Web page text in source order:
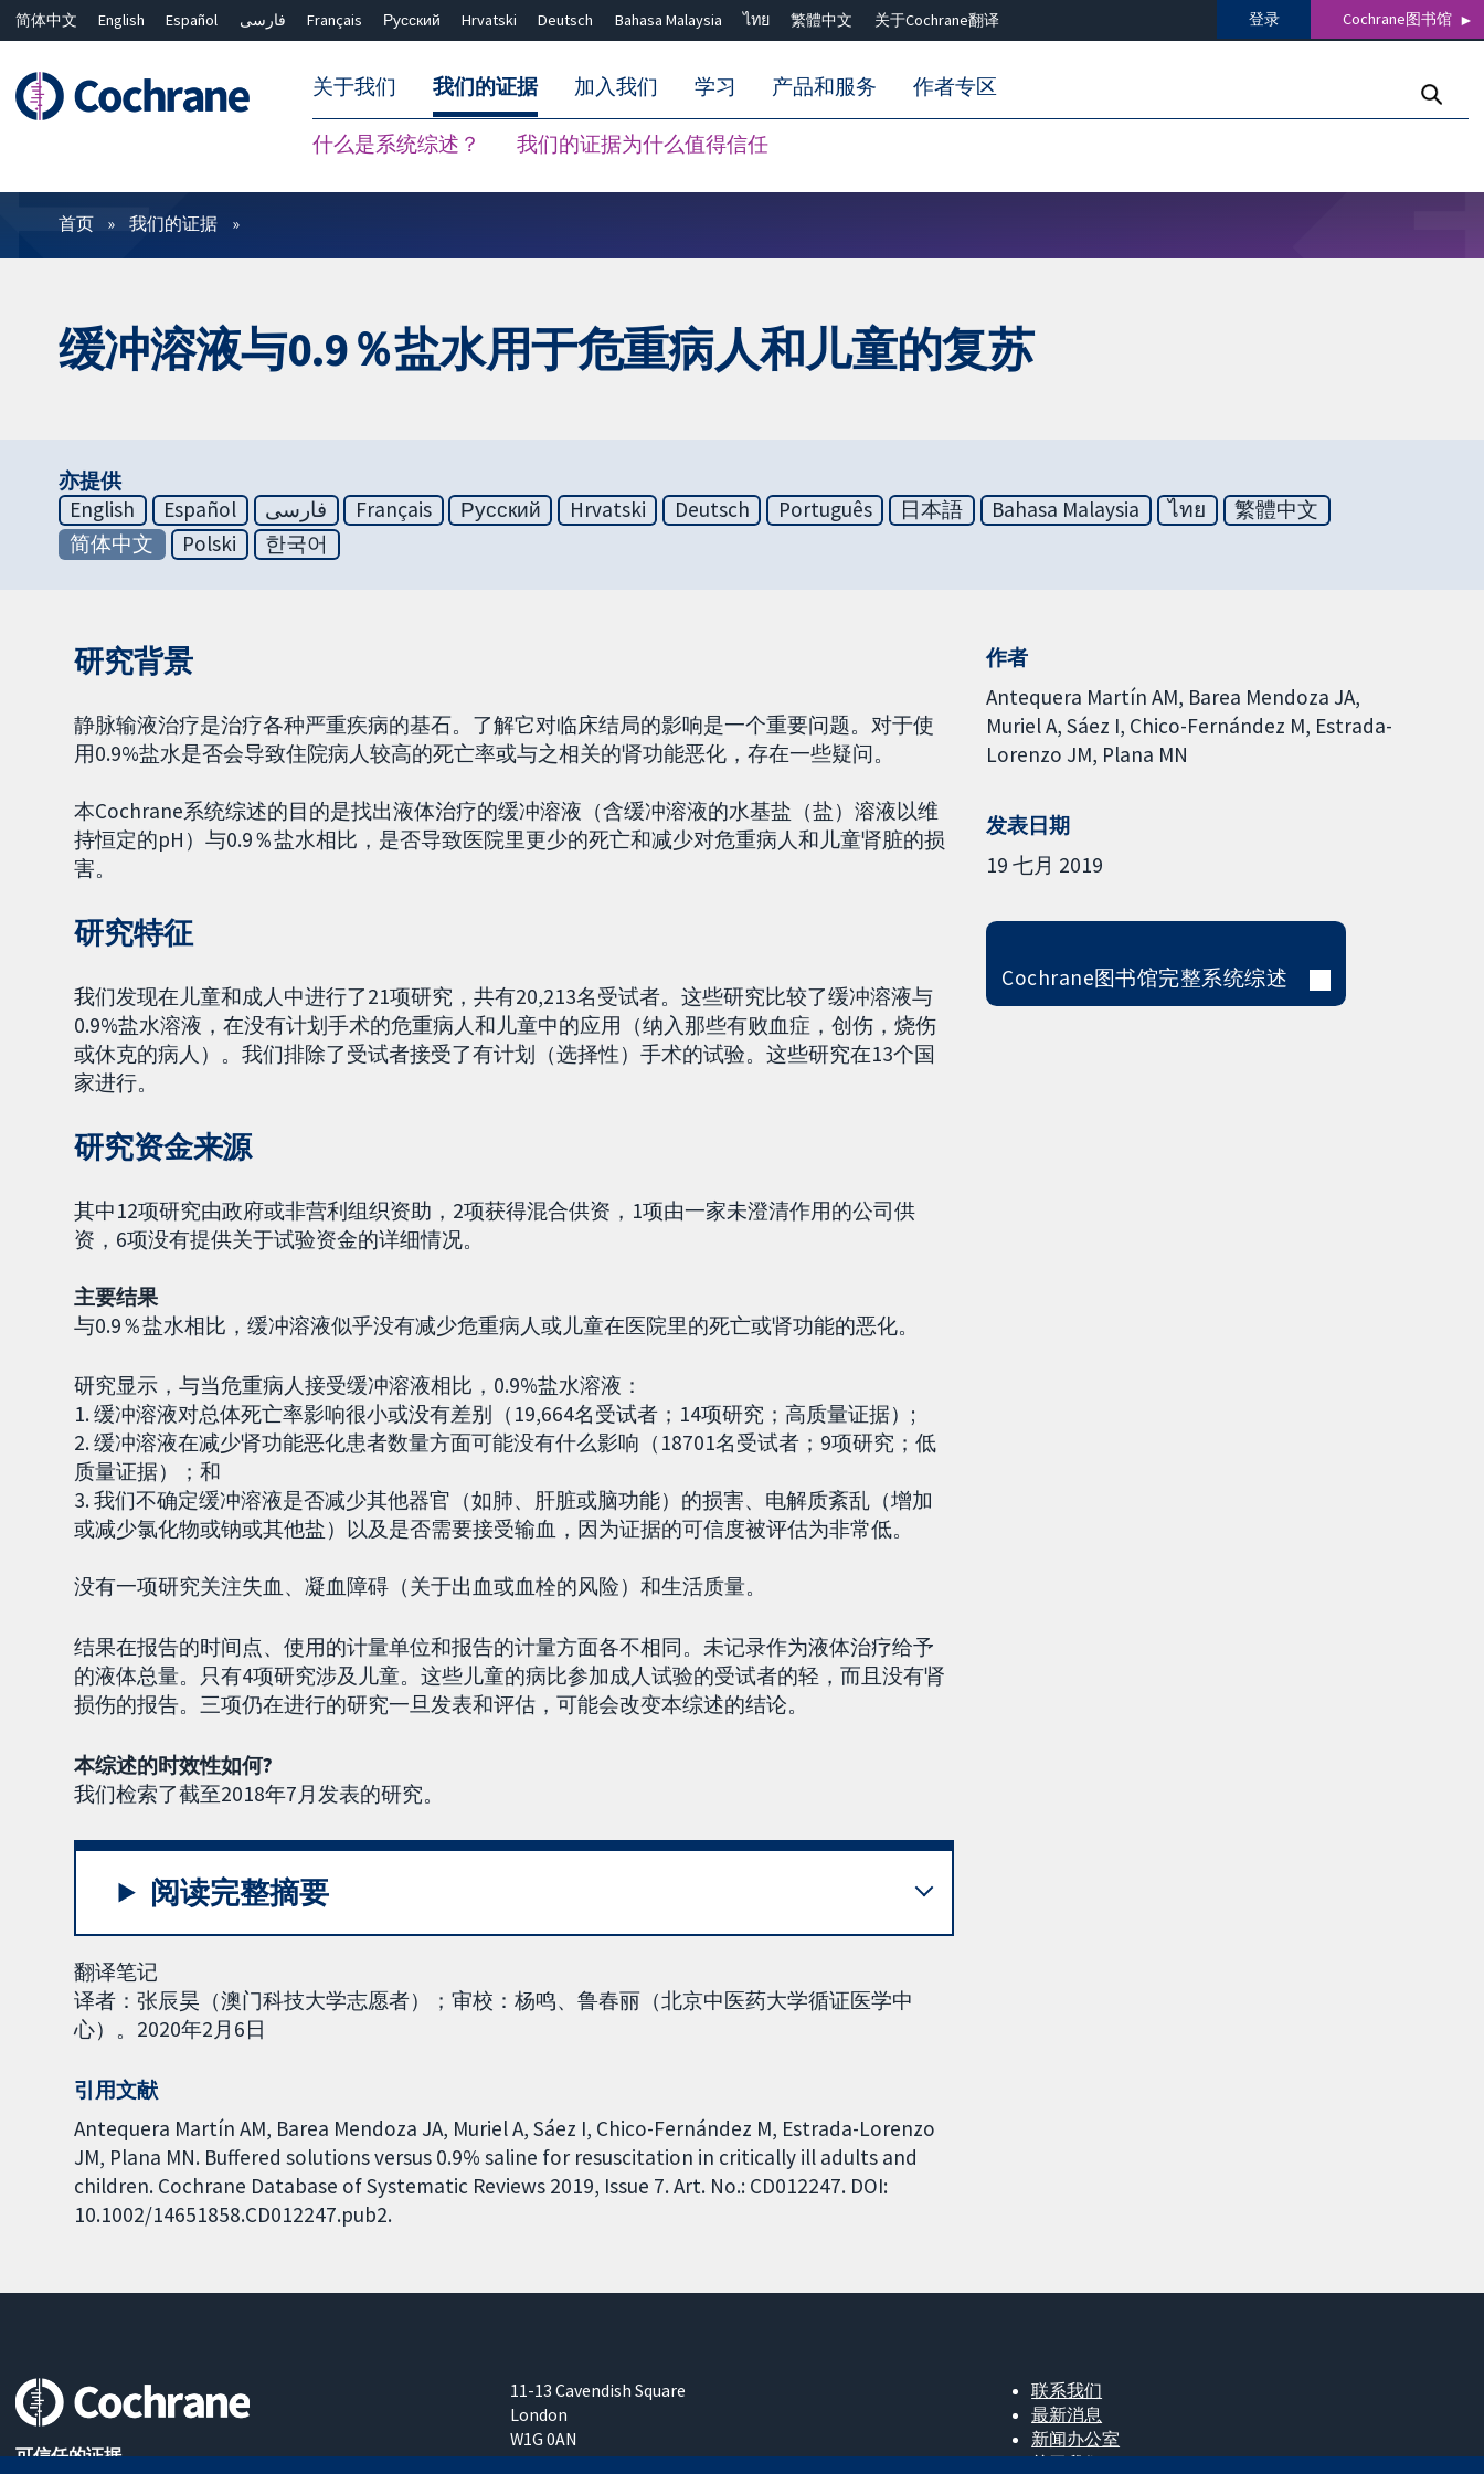
简体中文 English Español فارسی Français Русский Hrvatski Deutsch Bahasa Malaysia ไทย 繁體中文 关于Cochrane翻译 登录 Cochrane图书馆
关于我们 我们的证据
什么是系统综述？ 我们的证据为什么值得信任
加入我们 学习 产品和服务 作者专区
过滤
首页 我们的证据
缓冲溶液与0.9％盐水用于危重病人和儿童的复苏
亦提供
English
Español فارسی Français Русский Hrvatski Deutsch Português 日本語 Bahasa Malaysia ไทย
繁體中文
简体中文
Polski 한국어
研究背景
静脉输液治疗是治疗各种严重疾病的基石。了解它对临床结局的影响是一个重要问题。对于使
用0.9%盐水是否会导致住院病人较高的死亡率或与之相关的肾功能恶化，存在一些疑问。
本Cochrane系统综述的目的是找出液体治疗的缓冲溶液（含缓冲溶液的水基盐（盐）溶液以维
持恒定的pH）与0.9％盐水相比，是否导致医院里更少的死亡和减少对危重病人和儿童肾脏的损
害。
研究特征
我们发现在儿童和成人中进行了21项研究，共有20,213名受试者。这些研究比较了缓冲溶液与
0.9%盐水溶液，在没有计划手术的危重病人和儿童中的应用（纳入那些有败血症，创伤，烧伤
或休克的病人）。我们排除了受试者接受了有计划（选择性）手术的试验。这些研究在13个国
家进行。
研究资金来源
其中12项研究由政府或非营利组织资助，2项获得混合供资，1项由一家未澄清作用的公司供
资，6项没有提供关于试验资金的详细情况。
主要结果
与0.9％盐水相比，缓冲溶液似乎没有减少危重病人或儿童在医院里的死亡或肾功能的恶化。
研究显示，与当危重病人接受缓冲溶液相比，0.9%盐水溶液：
1. 缓冲溶液对总体死亡率影响很小或没有差别（19,664名受试者；14项研究；高质量证据）;
2. 缓冲溶液在减少肾功能恶化患者数量方面可能没有什么影响（18701名受试者；9项研究；低
质量证据）；和
3. 我们不确定缓冲溶液是否减少其他器官（如肺、肝脏或脑功能）的损害、电解质紊乱（增加
或减少氯化物或钠或其他盐）以及是否需要接受输血，因为证据的可信度被评估为非常低。
没有一项研究关注失血、凝血障碍（关于出血或血栓的风险）和生活质量。
结果在报告的时间点、使用的计量单位和报告的计量方面各不相同。未记录作为液体治疗给予
的液体总量。只有4项研究涉及儿童。这些儿童的病比参加成人试验的受试者的轻，而且没有肾
损伤的报告。三项仍在进行的研究一旦发表和评估，可能会改变本综述的结论。
本综述的时效性如何?
我们检索了截至2018年7月发表的研究。
阅读完整摘要
翻译笔记
译者：张辰昊（澳门科技大学志愿者）；审校：杨鸣、鲁春丽（北京中医药大学循证医学中
心）。2020年2月6日
引用文献
Antequera Martín AM, Barea Mendoza JA, Muriel A, Sáez I, Chico-Fernández M, Estrada-Lorenzo
JM, Plana MN. Buffered solutions versus 0.9% saline for resuscitation in critically ill adults and
children. Cochrane Database of Systematic Reviews 2019, Issue 7. Art. No.: CD012247. DOI:
10.1002/14651858.CD012247.pub2.
作者
Antequera Martín AM Barea Mendoza JA
Muriel A Sáez I Chico-Fernández M Estrada-
Lorenzo JM Plana MN
发表日期
19 七月 2019
Cochrane图书馆完整系统综述
可信任的证据
11-13 Cavendish Square
London
W1G 0AN
United Kingdom
联系我们
最新消息
新闻办公室
关于我们